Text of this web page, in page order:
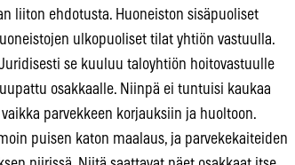
liiton ehdotusta. Huoneiston sisäpuoliset
ulkopuoliset tilat yhtiön vastuulla.
se kuuluu taloyhtiön hoitovastuulle
osakkaalle. Niinpä ei tuntuisi kaukaa
parvekkeen korjauksiin ja huoltoon.
puisen katon maalaus, ja parvekekaiteiden